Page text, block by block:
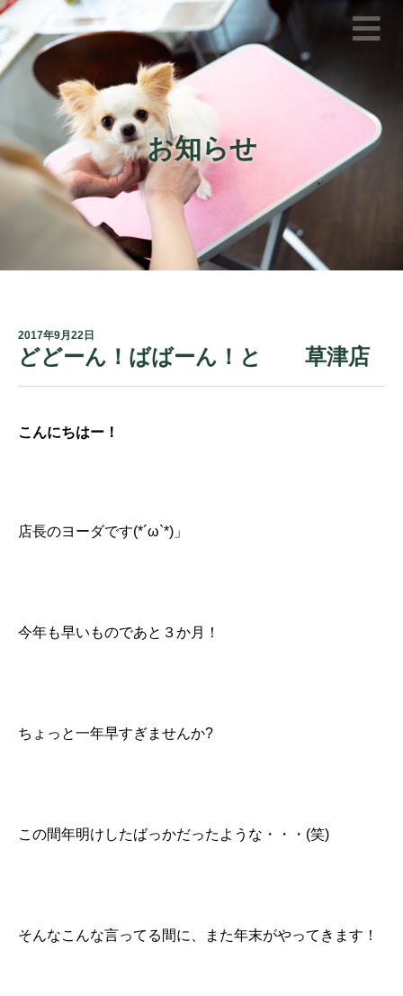
お知らせ
2017年9月22日
どどーん！ばばーん！と 草津店
こんにちはー！
店長のヨーダです(*´ω`*)」
今年も早いものであと３か月！
ちょっと一年早すぎませんか?
この間年明けしたばっかだったような・・・(笑)
そんなこんな言ってる間に、また年末がやってきます！